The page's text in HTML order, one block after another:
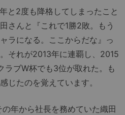
2度も降格してしまったこと
さんと『これで1勝2敗。もう
ラになる。ここからだな』っ
それが2013年に連覇し、2015
ラブW杯でも3位が取れた。も
じたのを覚えています。
年から社長を務めていた織田